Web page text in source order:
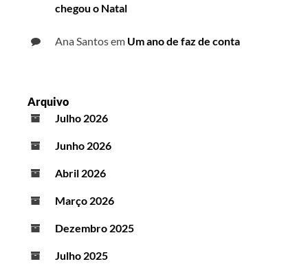
chegou o Natal
Ana Santosem Um ano de faz de conta
Arquivo
Julho 2026
Junho 2026
Abril 2026
Março 2026
Dezembro 2025
Julho 2025